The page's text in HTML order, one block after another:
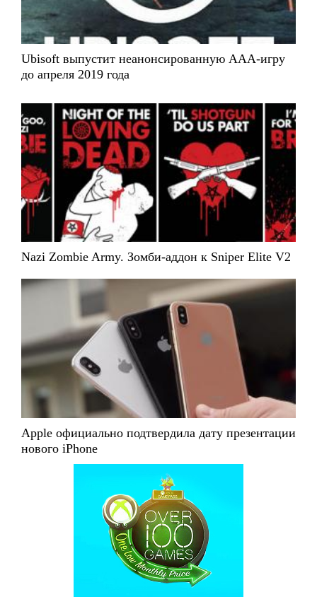
Ubisoft выпустит неанонсированную ААА-игру
до апреля 2019 года
Nazi Zombie Army. Зомби-аддон к Sniper Elite V2
Apple официально подтвердила дату презентации
нового iPhone